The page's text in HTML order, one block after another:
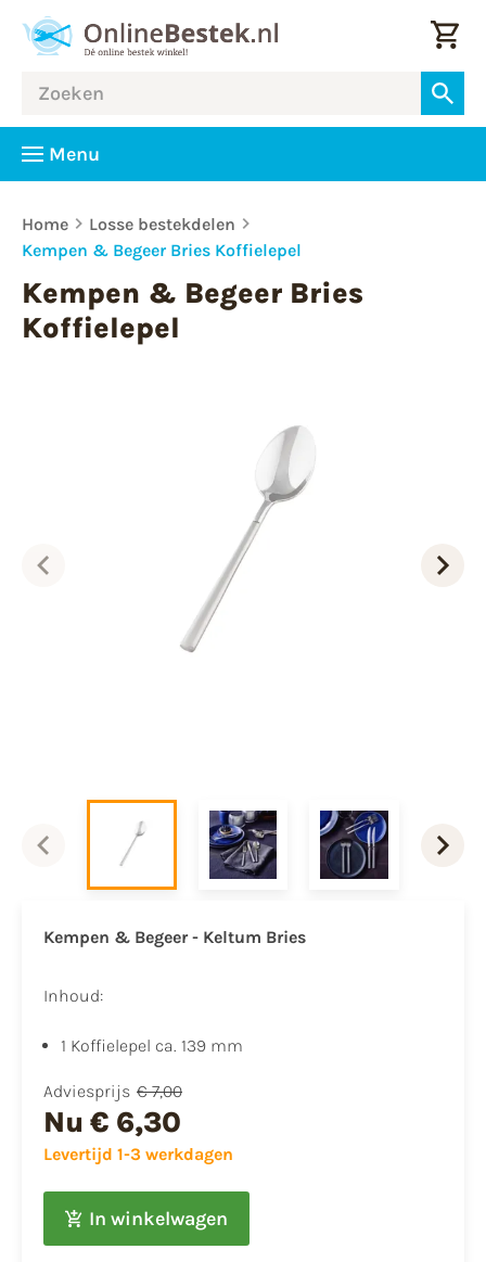
Menu
Home
Losse bestekdelen
Kempen & Begeer Bries Koffielepel
Kempen & Begeer Bries
Koffielepel
Kempen & Begeer - Keltum Bries
Inhoud:
1 Koffielepel ca. 139 mm
Adviesprijs € 7,00
Nu € 6,30
Levertijd 1-3 werkdagen
In winkelwagen